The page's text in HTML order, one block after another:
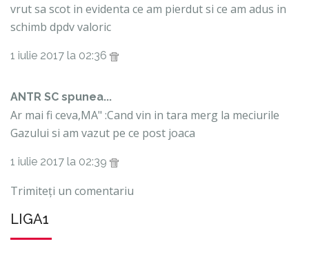
vrut sa scot in evidenta ce am pierdut si ce am adus in
schimb dpdv valoric
1 iulie 2017 la 02:36
ANTR SC spunea...
Ar mai fi ceva,MA" :Cand vin in tara merg la meciurile
Gazului si am vazut pe ce post joaca
1 iulie 2017 la 02:39
Trimiteți un comentariu
LIGA1